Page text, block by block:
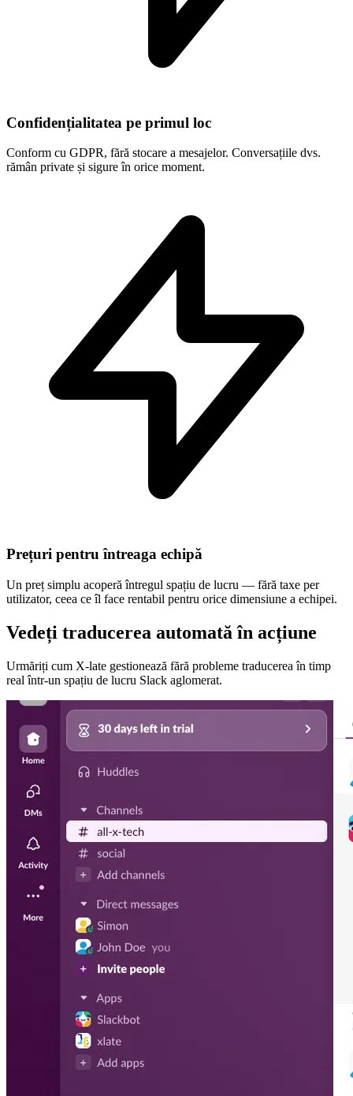
Confidențialitatea pe primul loc
Conform cu GDPR, fără stocare a mesajelor. Conversațiile dvs.
rămân private și sigure în orice moment.
Prețuri pentru întreaga echipă
Un preț simplu acoperă întregul spațiu de lucru — fără taxe per
utilizator, ceea ce îl face rentabil pentru orice dimensiune a echipei.
Vedeți traducerea automată în acțiune
Urmăriți cum X-late gestionează fără probleme traducerea în timp
real într-un spațiu de lucru Slack aglomerat.